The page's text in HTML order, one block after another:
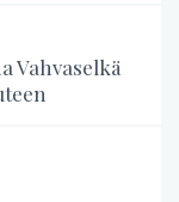
Vahvaselkä